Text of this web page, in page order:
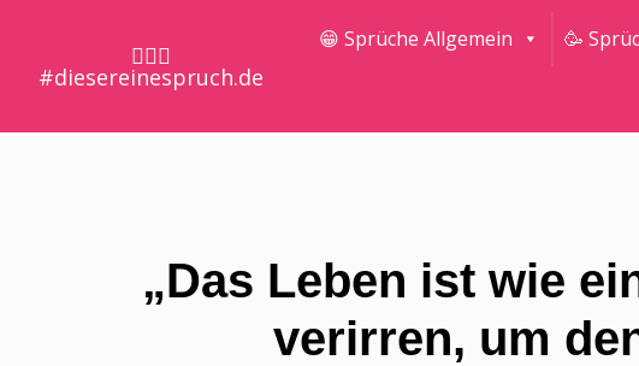
🤷🏼‍♀️
#diesereinespruch.de
😁 Sprüche Allgemein 🥳
„Das Leben ist wie
verirren, um